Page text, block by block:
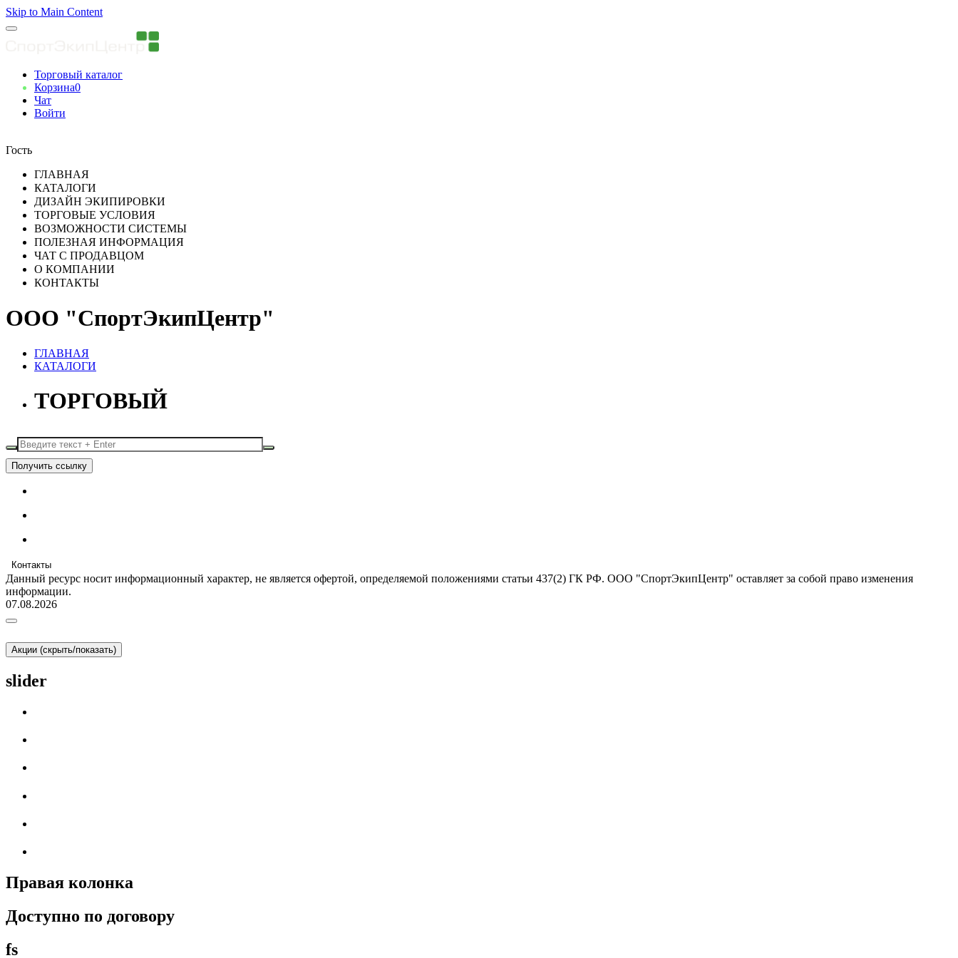
Skip to Main Content
Торговый каталог
Корзина0
Чат
Войти
Гость
ГЛАВНАЯ
КАТАЛОГИ
ДИЗАЙН ЭКИПИРОВКИ
ТОРГОВЫЕ УСЛОВИЯ
ВОЗМОЖНОСТИ СИСТЕМЫ
ПОЛЕЗНАЯ ИНФОРМАЦИЯ
ЧАТ С ПРОДАВЦОМ
О КОМПАНИИ
КОНТАКТЫ
ООО "СпортЭкипЦентр"
ГЛАВНАЯ
КАТАЛОГИ
ТОРГОВЫЙ
Получить ссылку
Контакты
Данный ресурс носит информационный характер, не является офертой, определяемой положениями статьи 437(2) ГК РФ. ООО "СпортЭкипЦентр" оставляет за собой право изменения
информации.
07.08.2026
Акции (скрыть/показать)
slider
Правая колонка
Доступно по договору
fs